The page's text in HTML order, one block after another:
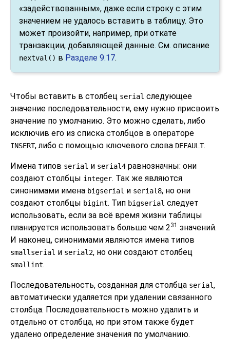
«задействованным», даже если строку с этим
значением не удалось вставить в таблицу. Это
может произойти, например, при откате
транзакции, добавляющей данные. См. описание
nextval() в Разделе 9.17.
Чтобы вставить в столбец serial следующее
значение последовательности, ему нужно присвоить
значение по умолчанию. Это можно сделать, либо
исключив его из списка столбцов в операторе
INSERT, либо с помощью ключевого слова DEFAULT.
Имена типов serial и serial4 равнозначны: они
создают столбцы integer. Так же являются
синонимами имена bigserial и serial8, но они
создают столбцы bigint. Тип bigserial следует
использовать, если за всё время жизни таблицы
планируется использовать больше чем 231 значений.
И наконец, синонимами являются имена типов
smallserial и serial2, но они создают столбец
smallint.
Последовательность, созданная для столбца serial,
автоматически удаляется при удалении связанного
столбца. Последовательность можно удалить и
отдельно от столбца, но при этом также будет
удалено определение значения по умолчанию.